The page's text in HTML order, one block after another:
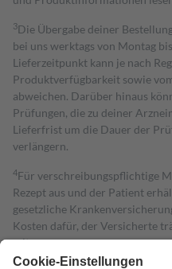
3Die Übergabe deiner
bei uns werktags von Montag
Lieferzeitpunkt kann je nach
Produktverfügbarkeit sowie
abweichen. Darüber hinaus
Prüfungen, die zu deiner
Lieferfrist um die Dauer der
verlängern.
4Für verschreibungspflichtige
Rezept aus und der Patient
gesetzliche
Kosten dafür, der Versicherte
mit.
Grundsätzlich leisten Mitglieder